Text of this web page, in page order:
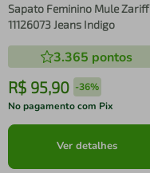
Sapato Feminino Mule Zariff
11126073 Jeans Indigo
3.365 pontos
R$ 95,90 -36%
No pagamento com Pix
Ver detalhes